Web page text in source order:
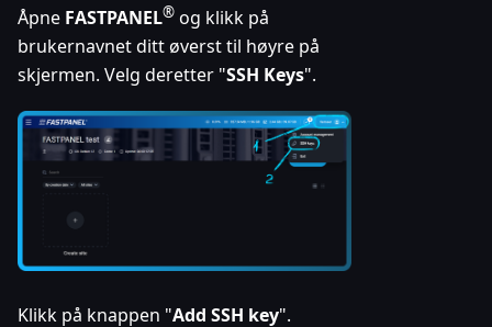
Åpne FASTPANEL® og klikk på
brukernavnet ditt øverst til høyre på
skjermen. Velg deretter "SSH Keys".
Klikk på knappen "Add SSH key".